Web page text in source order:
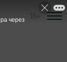
через